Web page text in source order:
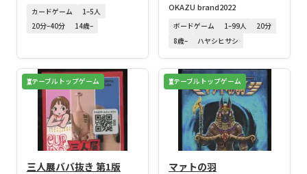
カードゲーム
1–5人
20分–40分
14歳–
OKAZU brand2022
ボードゲーム 1–99人
20分
8歳–
ハヤシヒサシ
テーブルトップゲーム
三人展ババ抜き 第1版
テーブルトップゲーム
マァトの羽